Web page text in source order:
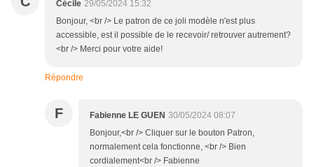
Cécile 29/05/2024 15:32
Bonjour, <br /> Le patron de ce joli modèle n'est plus
accessible, est il possible de le recevoir/ retrouver autrement?
<br /> Merci pour votre aide!
Répondre
F Fabienne LE GUEN 30/05/2024 08:07
Bonjour,<br /> Cliquer sur le bouton Patron,
normalement cela fonctionne, <br /> Bien
cordialement<br /> Fabienne